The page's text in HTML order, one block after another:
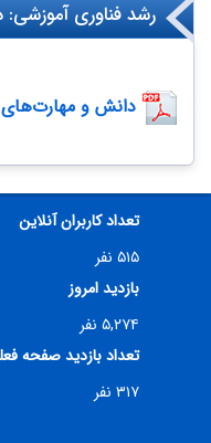
رشد فناوری
دانش و مهارت‌های
تعداد کاربران آنلاین
۵۱۵ نفر
بازدید امروز
۵,۲۷۴ نفر
تعداد بازدید صفحه
۳۱۷ نفر